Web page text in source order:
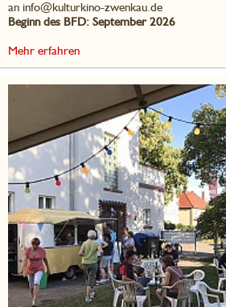
an info@kulturkino-zwenkau.de
Beginn des BFD: September 2026
Mehr erfahren